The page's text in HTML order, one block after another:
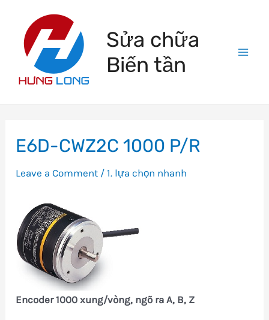
content
Sửa chữa
Biến tần
E6D-CWZ2C 1000 P/R
Leave a Comment /1. lựa chọn nhanh
Encoder 1000 xung/vòng, ngõ ra A, B, Z